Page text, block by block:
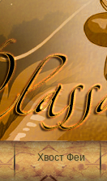
Хвост Феи